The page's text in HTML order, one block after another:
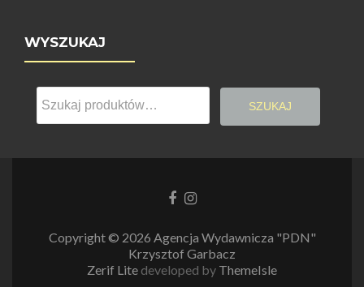
WYSZUKAJ
Szukaj:
SZUKAJ
LinkLink
Copyright © 2026 Agencja Wydawnicza "PDN"
Krzysztof Garbacz
Zerif Lite developed by ThemeIsle